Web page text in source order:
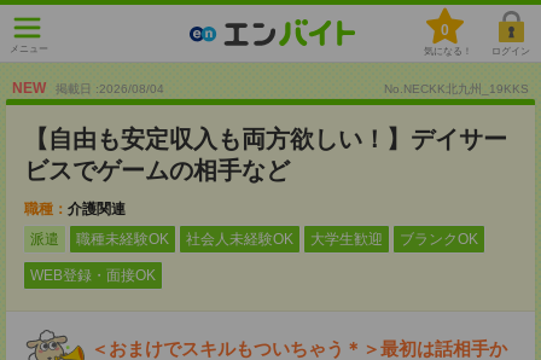
メニュー
0
気になる！ ログイン
NEW 掲載日 :2026/08/04 No.NECKK北九州_19KKS
【自由も安定収入も両方欲しい！】デイサー
ビスでゲームの相手など
職種： 介護関連
派遣
職種未経験OK 社会人未経験OK 大学生歓迎 ブランクOK
WEB登録・面接OK
＜おまけでスキルもついちゃう＊＞最初は話相手か